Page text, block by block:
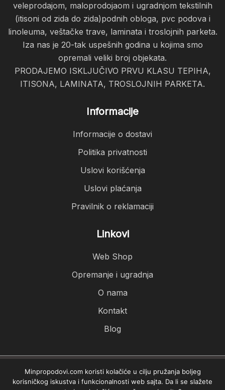
veleprodajom, maloprodojaom i ugradnjom tekstilnih
(itisoni od zida do zida)podnih obloga, pvc podova i
linoleuma, veštačke trave, laminata i troslojnih parketa.
Iza nas je 20-tak uspešnih godina u kojima smo
opremali veliki broj objekata.
PRODAJEMO ISKLJUČIVO PRVU KLASU TEPIHA,
ITISONA, LAMINATA, TROSLOJNIH PARKETA.
Informacije
Informacije o dostavi
Politika privatnosti
Uslovi korišćenja
Uslovi plaćanja
Pravilnik o reklamaciji
Linkovi
Web Shop
Opremanje i ugradnja
O nama
Kontakt
Blog
Minpro podovi © 2026. Sva prava zadržana.
Minpropodovi.com koristi kolačiće u cilju pružanja boljeg
korisničkog iskustva i funkcionalnosti web sajta. Da li se slažete